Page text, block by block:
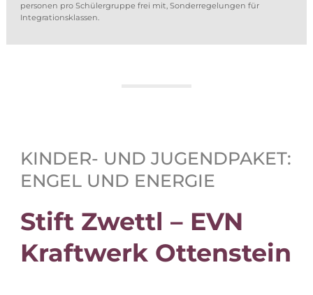
per­so­nen pro Schü­ler­grup­pe frei mit, Son­der­re­ge­lun­gen für
Integrationsklassen.
KIN­DER- UND JU­GEND­PA­KET:
EN­GEL UND ENERGIE
Stift Zwettl – EVN
Kraft­werk Ottenstein